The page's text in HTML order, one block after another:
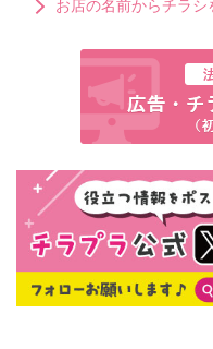
お店の名前からチラシ